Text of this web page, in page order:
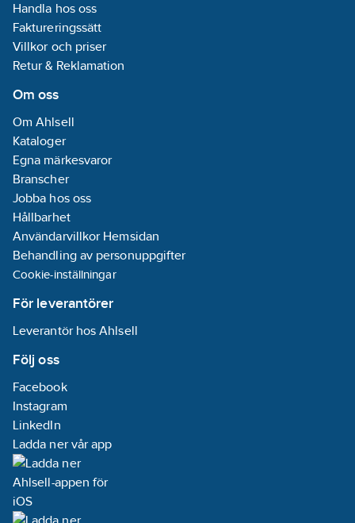
Handla hos oss
Faktureringssätt
Villkor och priser
Retur & Reklamation
Om oss
Om Ahlsell
Kataloger
Egna märkesvaror
Branscher
Jobba hos oss
Hållbarhet
Användarvillkor Hemsidan
Behandling av personuppgifter
Cookie-inställningar
För leverantörer
Leverantör hos Ahlsell
Följ oss
Facebook
Instagram
LinkedIn
Ladda ner vår app